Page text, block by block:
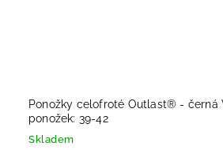
Ponožky celofroté Outlast® - černá
ponožek: 39-42
Skladem